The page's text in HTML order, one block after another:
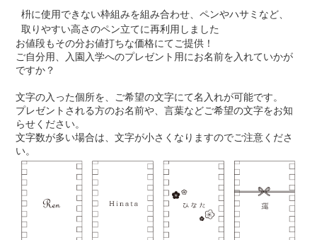
枡に使用できない枠組みを組み合わせ、ペンやハサミなど、
取りやすい高さのペン立てに再利用しました
お値段もその分お値打ちな価格にてご提供！
ご自分用、入園入学へのプレゼント用にお名前を入れていかが
ですか？
文字の入った個所を、ご希望の文字にて名入れが可能です。
プレゼントされる方のお名前や、言葉などご希望の文字をお知
らせください。
文字数が多い場合は、文字が小さくなりますのでご注意くださ
い。